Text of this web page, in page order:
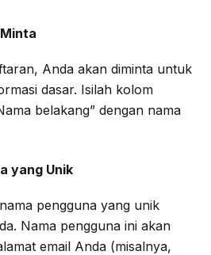
Anda akan diminta untuk
dasar. Isilah kolom
belakang” dengan nama
yang Unik
pengguna yang unik
Nama pengguna ini akan
email Anda (misalnya,